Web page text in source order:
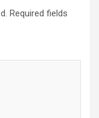
Required fields